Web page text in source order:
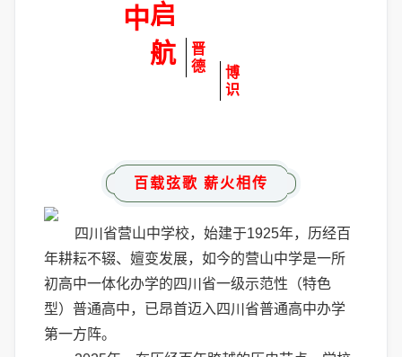
中启
航
晋
德
博
识
百载弦歌 薪火相传
四川省营山中学校，始建于1925年，历经百
年耕耘不辍、嬗变发展，如今的营山中学是一所
初高中一体化办学的四川省一级示范性（特色
型）普通高中，已昂首迈入四川省普通高中办学
第一方阵。